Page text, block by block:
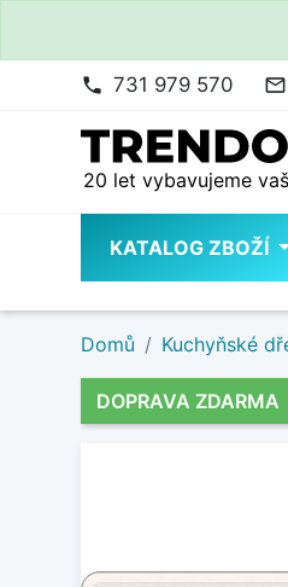
phone 731 979 570 mail_outline
20 let vybavujeme
KATALOG ZBOŽÍ
Domů Kuchyňské
DOPRAVA ZDARMA